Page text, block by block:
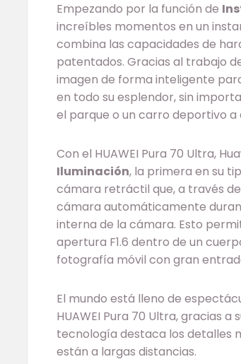
Empezando por la función de
increíbles momentos en un
combina las capacidades de
patentados. Gracias al trabajo
imagen de forma inteligente
en todo su esplendor, sin
el parque o un carro deportivo
Con el HUAWEI Pura 70 Ultra,
Iluminación, la primera en su
cámara retráctil que, a través
cámara automáticamente
interna de la cámara. Esto
apertura F1.6 dentro de un
fotografía móvil con gran
El mundo está lleno de
HUAWEI Pura 70 Ultra, gracias a
tecnología destaca los detalles
están a largas distancias.